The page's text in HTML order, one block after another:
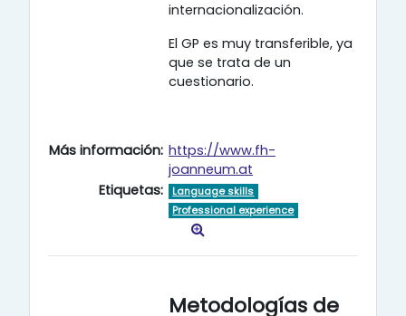
internacionalización.
El GP es muy transferible, ya
que se trata de un
cuestionario.
Más información: https://www.fh-
joanneum.at
Etiquetas:
Language skills
Professional experience
Metodologías de